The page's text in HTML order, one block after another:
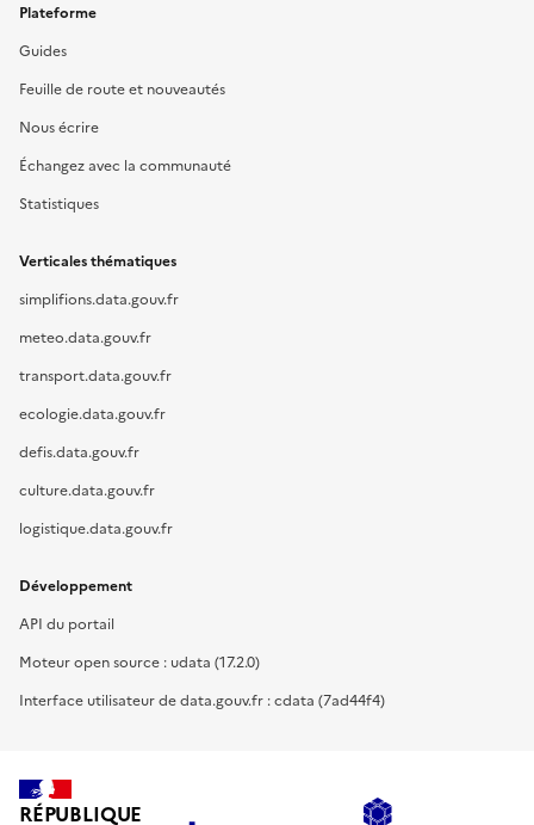
Plateforme
Guides
Feuille de route et nouveautés
Nous écrire
Échangez avec la communauté
Statistiques
Verticales thématiques
simplifions.data.gouv.fr
meteo.data.gouv.fr
transport.data.gouv.fr
ecologie.data.gouv.fr
defis.data.gouv.fr
culture.data.gouv.fr
logistique.data.gouv.fr
Développement
API du portail
Moteur open source : udata (17.2.0)
Interface utilisateur de data.gouv.fr : cdata (7ad44f4)
RÉPUBLIQUE